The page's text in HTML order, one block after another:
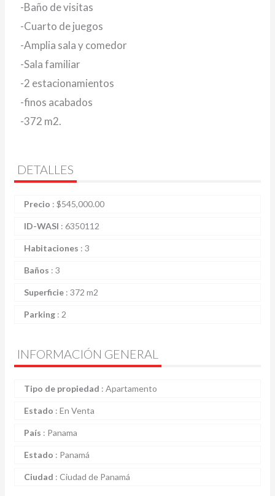
-Baño de visitas
-Cuarto de juegos
-Amplia sala y comedor
-Sala familiar
-2 estacionamientos
-finos acabados
-372 m2.
DETALLES
Precio : $545,000.00
ID-WASI : 6350112
Habitaciones : 3
Baños : 3
Superficie : 372 m2
Parking : 2
INFORMACIÓN GENERAL
Tipo de propiedad : Apartamento
Estado : En Venta
País : Panama
Estado : Panamá
Ciudad : Ciudad de Panamá